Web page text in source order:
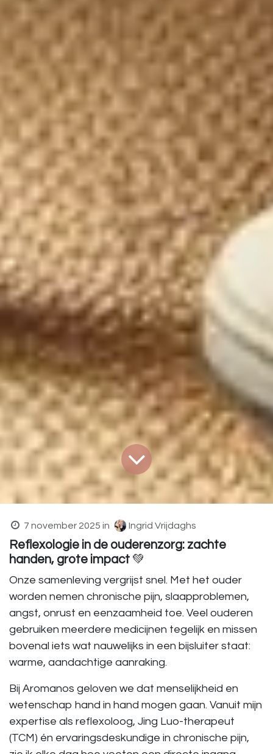
7 november 2025 in Ingrid Vrijdaghs
Reflexologie in de ouderenzorg: zachte
handen, grote impact 💚
Onze samenleving vergrijst snel. Met het ouder
worden nemen chronische pijn, slaapproblemen,
angst, onrust en eenzaamheid toe. Veel ouderen
gebruiken meerdere medicijnen tegelijk en missen
bovenal iets wat nauwelijks in een bijsluiter staat:
warme, aandachtige aanraking.
Bij Aromanos geloven we dat menselijkheid en
wetenschap hand in hand mogen gaan. Vanuit mijn
expertise als reflexoloog, Jing Luo-therapeut
(TCM) én ervaringsdeskundige in chronische pijn,